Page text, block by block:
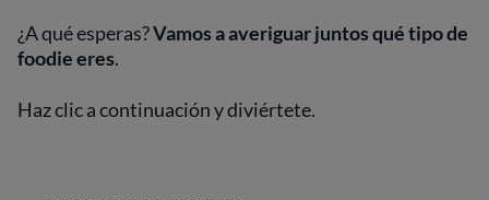
¿A qué esperas?Vamos a averiguar juntos qué tipo de
foodie eres.
Haz clic a continuación y diviértete.